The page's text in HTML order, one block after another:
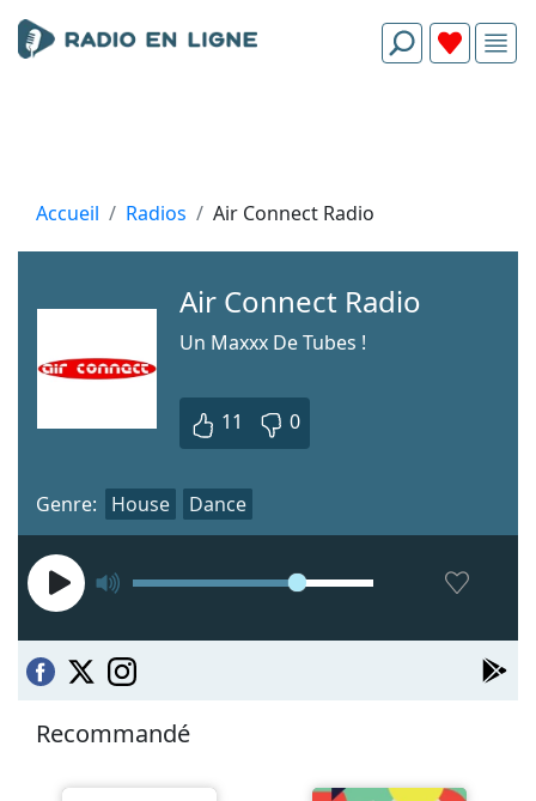
Accueil Radios Air Connect Radio
Air Connect Radio
Un Maxxx De Tubes !
11 0
Genre: House Dance
Recommandé